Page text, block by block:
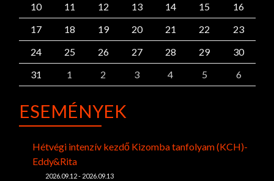
10
11 12 13 14 15
16
17
18 19 20 21 22
23
24
25 26 27 28 29
30
31
1 2 3 4 5 6
ESEMÉNYEK
Hétvégi intenzív kezdő Kizomba tanfolyam (KCH)-
Eddy&Rita
2026.09.12 - 2026.09.13